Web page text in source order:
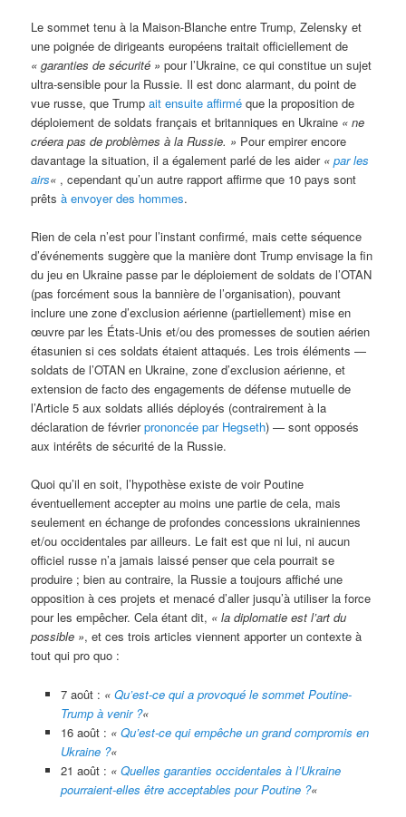
Le sommet tenu à la Maison-Blanche entre Trump, Zelensky et
une poignée de dirigeants européens traitait officiellement de
« garanties de sécurité » pour l’Ukraine, ce qui constitue un sujet
ultra-sensible pour la Russie. Il est donc alarmant, du point de
vue russe, que Trumpait ensuite affirmé que la proposition de
déploiement de soldats français et britanniques en Ukraine « ne
créera pas de problèmes à la Russie. » Pour empirer encore
davantage la situation, il a également parlé de les aider «par les
airs« , cependant qu’un autre rapport affirme que 10 pays sont
prêtsà envoyer des hommes.
Rien de cela n’est pour l’instant confirmé, mais cette séquence
d’événements suggère que la manière dont Trump envisage la fin
du jeu en Ukraine passe par le déploiement de soldats de l’OTAN
(pas forcément sous la bannière de l’organisation), pouvant
inclure une zone d’exclusion aérienne (partiellement) mise en
œuvre par les États-Unis et/ou des promesses de soutien aérien
étasunien si ces soldats étaient attaqués. Les trois éléments —
soldats de l’OTAN en Ukraine, zone d’exclusion aérienne, et
extension de facto des engagements de défense mutuelle de
l’Article 5 aux soldats alliés déployés (contrairement à la
déclaration de févrierprononcée par Hegseth) — sont opposés
aux intérêts de sécurité de la Russie.
Quoi qu’il en soit, l’hypothèse existe de voir Poutine
éventuellement accepter au moins une partie de cela, mais
seulement en échange de profondes concessions ukrainiennes
et/ou occidentales par ailleurs. Le fait est que ni lui, ni aucun
officiel russe n’a jamais laissé penser que cela pourrait se
produire ; bien au contraire, la Russie a toujours affiché une
opposition à ces projets et menacé d’aller jusqu’à utiliser la force
pour les empêcher. Cela étant dit, « la diplomatie est l’art du
possible », et ces trois articles viennent apporter un contexte à
tout qui pro quo :
7 août : « Qu’est-ce qui a provoqué le sommet Poutine-
Trump à venir ?«
16 août : « Qu’est-ce qui empêche un grand compromis en
Ukraine ?«
21 août : « Quelles garanties occidentales à l’Ukraine
pourraient-elles être acceptables pour Poutine ?«